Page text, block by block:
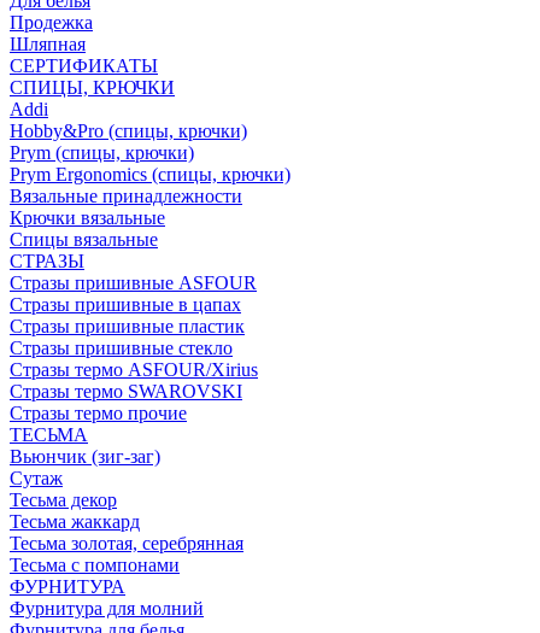
Продежка
Шляпная
СЕРТИФИКАТЫ
СПИЦЫ, КРЮЧКИ
Addi
Hobby&Pro (спицы, крючки)
Prym (спицы, крючки)
Prym Ergonomics (спицы, крючки)
Вязальные принадлежности
Крючки вязальные
Спицы вязальные
СТРАЗЫ
Стразы пришивные ASFOUR
Стразы пришивные в цапах
Стразы пришивные пластик
Стразы пришивные стекло
Стразы термо ASFOUR/Xirius
Стразы термо SWAROVSKI
Стразы термо прочие
ТЕСЬМА
Вьюнчик (зиг-заг)
Сутаж
Тесьма декор
Тесьма жаккард
Тесьма золотая, серебрянная
Тесьма с помпонами
ФУРНИТУРА
Фурнитура для молний